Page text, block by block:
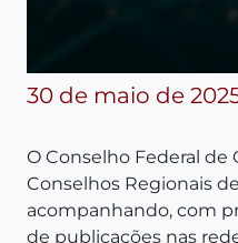
30 de maio de
O Conselho Federal de
Conselhos Regionais
acompanhando, com
de publicações nas